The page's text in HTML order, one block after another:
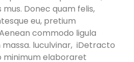
Donec quam felis,
eu, pretium
commodo ligula
luculvinar, iDetracto
minimum elaboraret